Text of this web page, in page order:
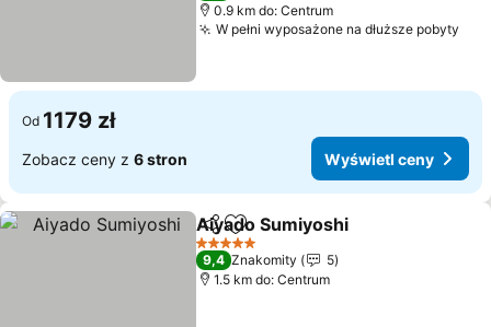
0.9 km do: Centrum
W pełni wyposażone na dłuższe pobyty
Od 1179 zł
Zobacz ceny z 6 stron Wyświetl ceny
Udostępnij
Dodaj do ulubionych
Aiyado Sumiyoshi
5 Kategoria
9,4 Znakomity
5
1.5 km do: Centrum